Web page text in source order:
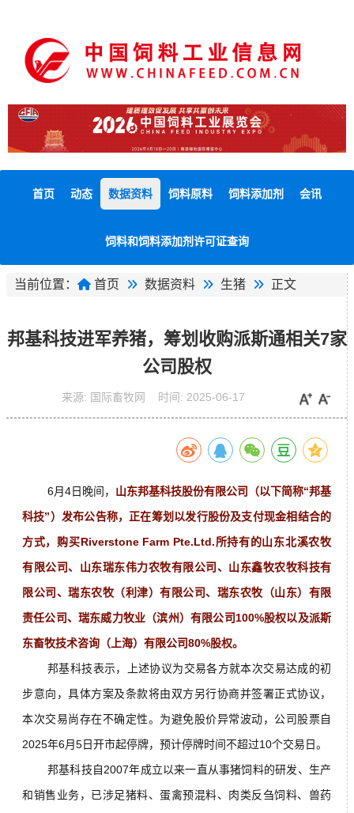
首页 动态 数据资料 饲料原料 饲料添加剂 会讯
饲料和饲料添加剂许可证查询
当前位置： 首页 数据资料 生猪 正文
邦基科技进军养猪，筹划收购派斯通相关7家
公司股权
来源: 国际畜牧网 时间: 2025-06-17
6月4日晚间， 山东邦基科技股份有限公司（以下简称“邦基
科技”）发布公告称，正在筹划以发行股份及支付现金相结合的
方式，购买Riverstone Farm Pte.Ltd.所持有的山东北溪农牧
有限公司、山东瑞东伟力农牧有限公司、山东鑫牧农牧科技有
限公司、瑞东农牧（利津）有限公司、瑞东农牧（山东）有限
责任公司、瑞东威力牧业（滨州）有限公司100%股权以及派斯
东畜牧技术咨询（上海）有限公司80%股权。
邦基科技表示，上述协议为交易各方就本次交易达成的初
步意向，具体方案及条款将由双方另行协商并签署正式协议，
本次交易尚存在不确定性。为避免股价异常波动，公司股票自
2025年6月5日开市起停牌，预计停牌时间不超过10个交易日。
邦基科技自2007年成立以来一直从事猪饲料的研发、生产
和销售业务，已涉足猪料、蛋禽预混料、肉类反刍饲料、兽药